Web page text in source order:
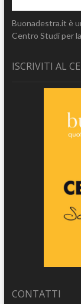
Buonadestra.it è
Centro Studi per
ISCRIVITI AL
CONTATTI